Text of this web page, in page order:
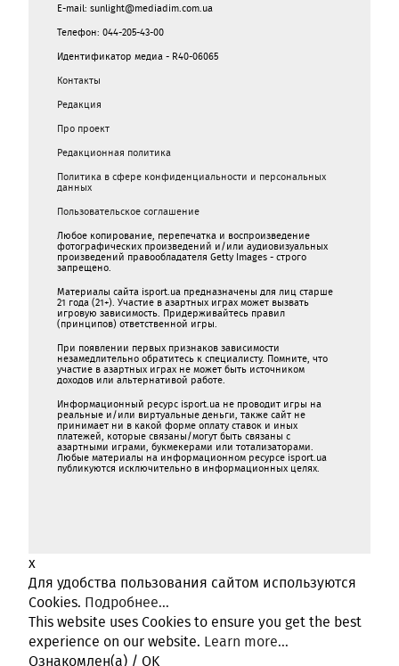
E-mail: sunlight@mediadim.com.ua
Телефон: 044-205-43-00
Идентификатор медиа - R40-06065
Контакты
Редакция
Про проект
Редакционная политика
Политика в сфере конфиденциальности и персональных
данных
Пользовательское соглашение
Любое копирование, перепечатка и воспроизведение
фотографических произведений и/или аудиовизуальных
произведений правообладателя Getty Images - строго
запрещено.
Материалы сайта isport.ua предназначены для лиц старше
21 года (21+). Участие в азартных играх может вызвать
игровую зависимость. Придерживайтесь правил
(принципов) ответственной игры.
При появлении первых признаков зависимости
незамедлительно обратитесь к специалисту. Помните, что
участие в азартных играх не может быть источником
доходов или альтернативой работе.
Информационный ресурс isport.ua не проводит игры на
реальные и/или виртуальные деньги, также сайт не
принимает ни в какой форме oплaту ставок и иных
платежей, которые связаны/могут быть связаны c
азартными игрaми, букмекерами или тотализаторами.
Любые материалы на информационном ресурсе isport.ua
публикуютcя исключительно в информационных целях.
x
Для удобства пользования сайтом используются
Cookies. Подробнее...
This website uses Cookies to ensure you get the best
experience on our website. Learn more...
Ознакомлен(а) / OK